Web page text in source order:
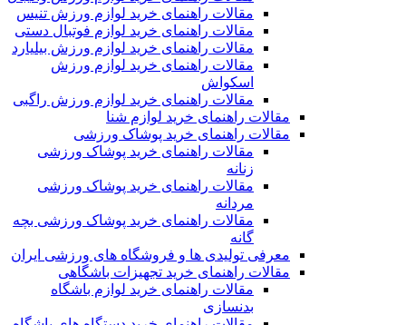
مقالات راهنمای خرید لوازم ورزش تنیس
مقالات راهنمای خرید لوازم فوتبال دستی
مقالات راهنمای خرید لوازم ورزش بیلیارد
مقالات راهنمای خرید لوازم ورزش
اسکواش
مقالات راهنمای خرید لوازم ورزش راگبی
مقالات راهنمای خرید لوازم شنا
مقالات راهنمای خرید پوشاک ورزشی
مقالات راهنمای خرید پوشاک ورزشی
زنانه
مقالات راهنمای خرید پوشاک ورزشی
مردانه
مقالات راهنمای خرید پوشاک ورزشی بچه
گانه
معرفی تولیدی ها و فروشگاه های ورزشی ایران
مقالات راهنمای خرید تجهیزات باشگاهی
مقالات راهنمای خرید لوازم باشگاه
بدنسازی